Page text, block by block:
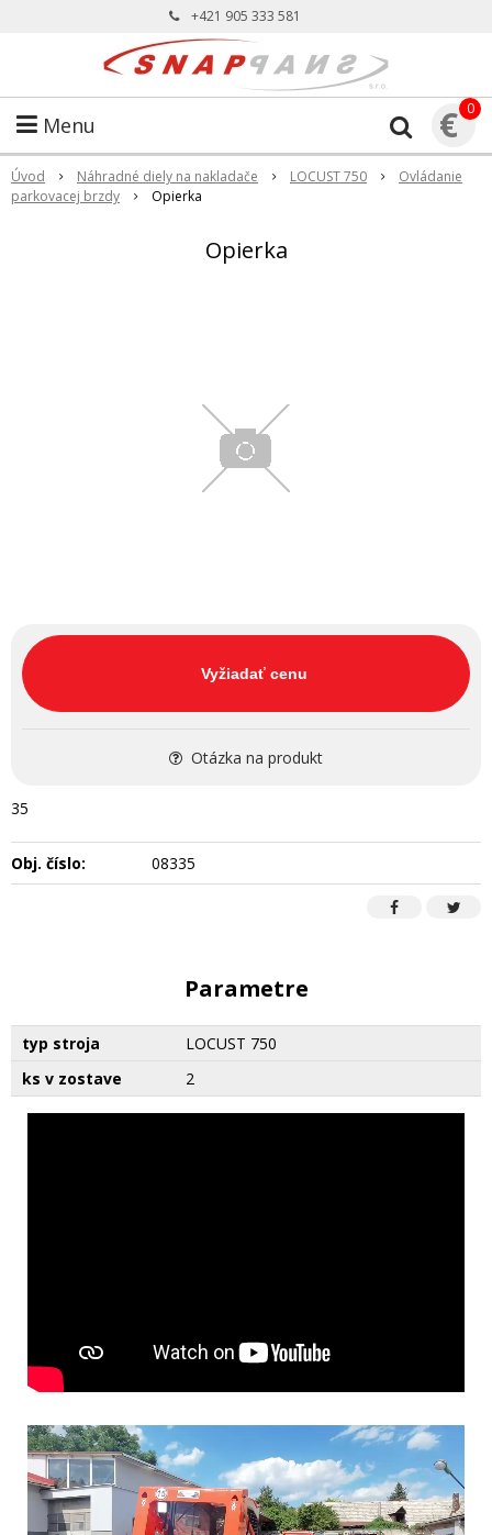
+421 905 333 581
Menu € 0
Úvod Náhradné diely na nakladače LOCUST 750
Ovládanie
parkovacej brzdy
Opierka
Opierka
Vyžiadať cenu
Otázka na produkt
35
Obj. číslo: 08335
Parametre
typ stroja
LOCUST 750
ks v zostave
2